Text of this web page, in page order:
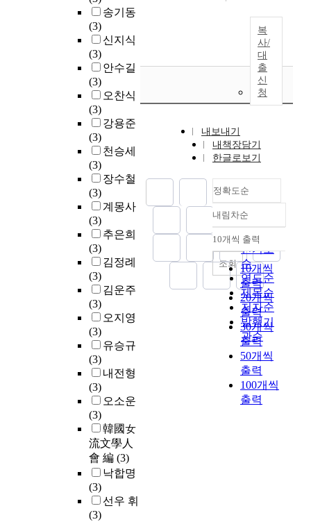
송기동
(3)
신지식
(3)
안수길
(3)
오찬식
(3)
강용준
(3)
천승세
(3)
장수철
(3)
계몽사
(3)
추은희
(3)
김정례
(3)
김운주
(3)
오지영
(3)
유승규
(3)
내전형
(3)
오소운
(3)
韓國女
流文學人
會 編 (3)
낙합명
(3)
선우 휘
(3)
복
사/
대
출
신
청
내보내기
내책장담기
한글로보기
정확도순
정확도
순
인기도
순
연도순
제목순
저자순
발행기
관순
내림차순
내림차순
10개씩 출력
10개씩
출력
20개씩
출력
30개씩
출력
50개씩
출력
100개씩
출력
조회